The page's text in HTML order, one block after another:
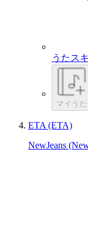
うたス
マイうた
ETA (ETA)
NewJeans